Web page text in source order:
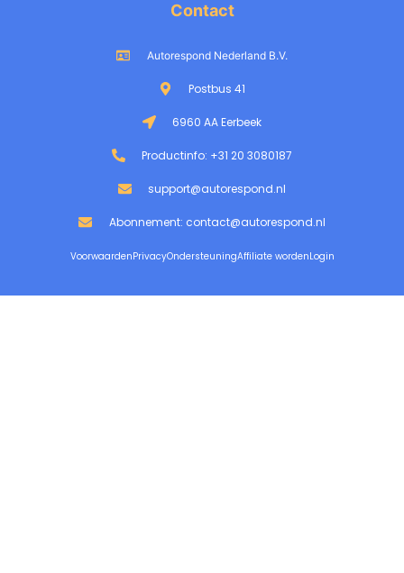
Contact
Autorespond Nederland B.V.
Postbus 41
6960 AA Eerbeek
Productinfo: +31 20 3080187
support@autorespond.nl
Abonnement: contact@autorespond.nl
VoorwaardenPrivacyOndersteuningAffiliate wordenLogin